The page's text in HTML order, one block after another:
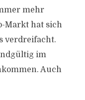
mehr
Markt hat sich
verdreifacht.
im
Auch